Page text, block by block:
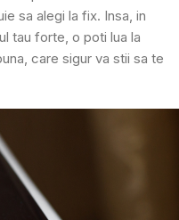
sa alegi la fix. Insa, in
tau forte, o poti lua la
care sigur va stii sa te